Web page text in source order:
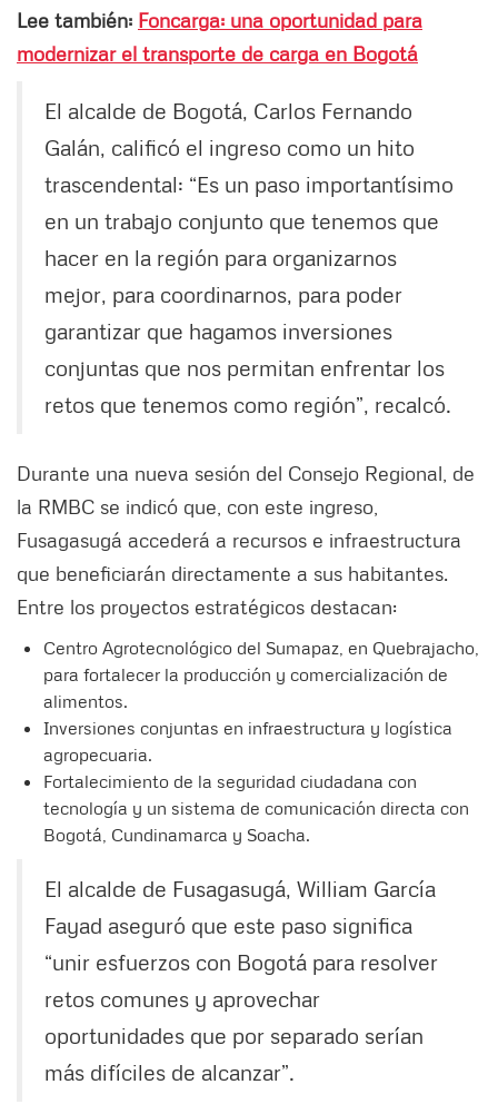
Lee también: Foncarga: una oportunidad para
modernizar el transporte de carga en Bogotá
El alcalde de Bogotá, Carlos Fernando
Galán, calificó el ingreso como un hito
trascendental: “Es un paso importantísimo
en un trabajo conjunto que tenemos que
hacer en la región para organizarnos
mejor, para coordinarnos, para poder
garantizar que hagamos inversiones
conjuntas que nos permitan enfrentar los
retos que tenemos como región”, recalcó.
Durante una nueva sesión del Consejo Regional, de
la RMBC se indicó que, con este ingreso,
Fusagasugá accederá a recursos e infraestructura
que beneficiarán directamente a sus habitantes.
Entre los proyectos estratégicos destacan:
Centro Agrotecnológico del Sumapaz, en Quebrajacho,
para fortalecer la producción y comercialización de
alimentos.
Inversiones conjuntas en infraestructura y logística
agropecuaria.
Fortalecimiento de la seguridad ciudadana con
tecnología y un sistema de comunicación directa con
Bogotá, Cundinamarca y Soacha.
El alcalde de Fusagasugá, William García
Fayad aseguró que este paso significa
“unir esfuerzos con Bogotá para resolver
retos comunes y aprovechar
oportunidades que por separado serían
más difíciles de alcanzar”.